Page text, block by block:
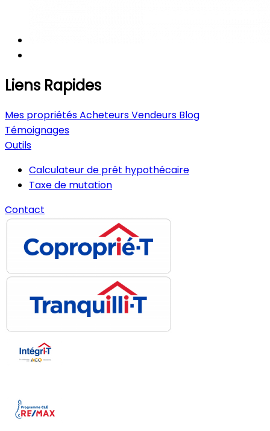
Liens Rapides
Mes propriétésAcheteursVendeurs Blog
Témoignages
Outils
Calculateur de prêt hypothécaire
Taxe de mutation
Contact